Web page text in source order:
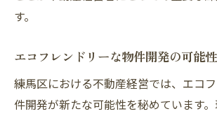
す。
エコフレンドリーな物件開発の可能性
練馬区における不動産経営では、エコ
件開発が新たな可能性を秘めています